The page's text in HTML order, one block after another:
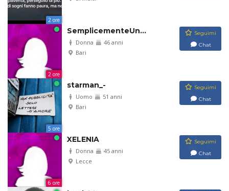
2 ore
2 ore
SemplicementeUn...
Donna
46 anni
Bari
Seguimi
Chat
5 ore
starman_-
Uomo
51 anni
Bari
Seguimi
Chat
6 ore
XELENIA
Donna
45 anni
Lecce
Seguimi
Chat